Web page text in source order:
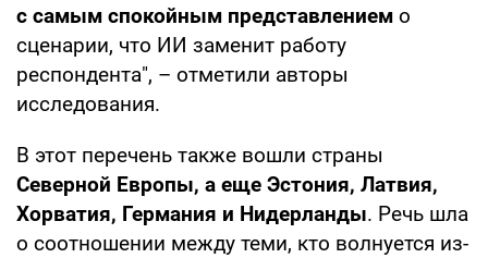
с самым спокойным представлением о
сценарии, что ИИ заменит работу
респондента", – отметили авторы
исследования.
В этот перечень также вошли страны
Северной Европы, а еще Эстония, Латвия,
Хорватия, Германия и Нидерланды. Речь шла
о соотношении между теми, кто волнуется из-